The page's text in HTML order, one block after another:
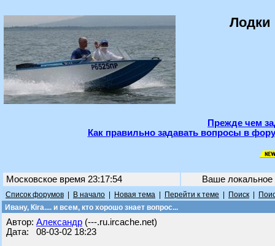
Лодки
Прежде чем
Как правильно задавать вопросы в
Московское время 23:17:54 Ваше
Список форумов В начало Новая тема Перейти к теме Поиск
Ивану, Кira.... и всем, кто хорошо знает вопрос...
Автор: Александр (---.ru.ircache.net)
Дата: 08-03-02 18:23